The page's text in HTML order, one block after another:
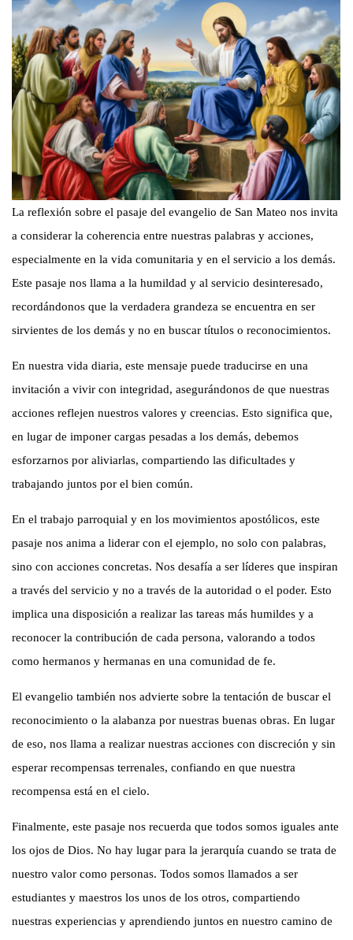
La reflexión sobre el pasaje del evangelio de San Mateo nos invita
a considerar la coherencia entre nuestras palabras y acciones,
especialmente en la vida comunitaria y en el servicio a los demás.
Este pasaje nos llama a la humildad y al servicio desinteresado,
recordándonos que la verdadera grandeza se encuentra en ser
sirvientes de los demás y no en buscar títulos o reconocimientos.
En nuestra vida diaria, este mensaje puede traducirse en una
invitación a vivir con integridad, asegurándonos de que nuestras
acciones reflejen nuestros valores y creencias. Esto significa que,
en lugar de imponer cargas pesadas a los demás, debemos
esforzarnos por aliviarlas, compartiendo las dificultades y
trabajando juntos por el bien común.
En el trabajo parroquial y en los movimientos apostólicos, este
pasaje nos anima a liderar con el ejemplo, no solo con palabras,
sino con acciones concretas. Nos desafía a ser líderes que inspiran
a través del servicio y no a través de la autoridad o el poder. Esto
implica una disposición a realizar las tareas más humildes y a
reconocer la contribución de cada persona, valorando a todos
como hermanos y hermanas en una comunidad de fe.
El evangelio también nos advierte sobre la tentación de buscar el
reconocimiento o la alabanza por nuestras buenas obras. En lugar
de eso, nos llama a realizar nuestras acciones con discreción y sin
esperar recompensas terrenales, confiando en que nuestra
recompensa está en el cielo.
Finalmente, este pasaje nos recuerda que todos somos iguales ante
los ojos de Dios. No hay lugar para la jerarquía cuando se trata de
nuestro valor como personas. Todos somos llamados a ser
estudiantes y maestros los unos de los otros, compartiendo
nuestras experiencias y aprendiendo juntos en nuestro camino de